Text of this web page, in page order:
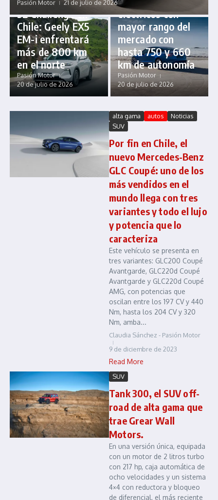
Pasión Motor 21 de julio de 2026
3L Challenge en
Chile: Geely EX5
EM-i enfrentará
más de 800 km
en el norte
Pasión Motor
20 de julio de 2026
eléctricos con
mayor rango del
mercado con
hasta 750 y 660
km de autonomía
Pasión Motor
20 de julio de 2026
alta gama autos
Noticias
SUV
Por fin en Chile, el
nuevo Mercedes-Benz
GLC Coupé: uno de los
más vendidos en el
mundo llega con tres
variantes y todo el lujo
y potencia que lo
caracteriza
Este vehículo se presenta en
tres variantes: GLC200 Coupé
Avantgarde, GLC220d Coupé
Avantgarde y GLC220d Coupé
AMG, con potencias que
oscilan entre los 197 CV y 440
Nm, hasta los 204 CV y 320
Nm, amba...
Claudia Sánchez - Pasión Motor
9 de diciembre de 2023
Read More
SUV
Tank 300, el SUV off-
road de alta gama que
trae Grear Wall
Motors.
En una versión única, equipada
con un motor de 2 litros turbo
con 217 hp, caja automática de
ocho velocidades y un sistema
4×4 con reductora y bloqueo
de diferencial, el más reciente